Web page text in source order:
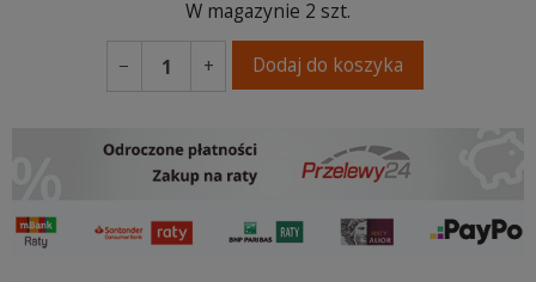
W magazynie 2 szt.
− + Dodaj do koszyka